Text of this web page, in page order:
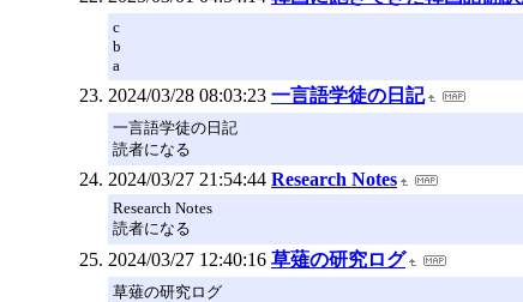
c
b
a
2024/03/28 08:03:23 一言語学徒の日記
一言語学徒の日記
読者になる
2024/03/27 21:54:44 Research Notes
Research Notes
読者になる
2024/03/27 12:40:16 草薙の研究ログ
草薙の研究ログ